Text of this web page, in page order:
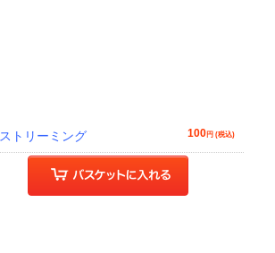
ストリーミング 100円 (税込)